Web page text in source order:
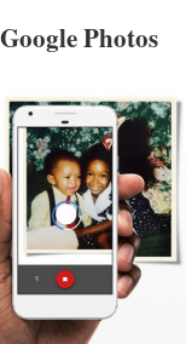
Photos